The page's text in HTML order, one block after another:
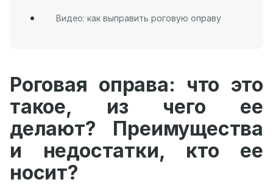
Видео: как выправить роговую оправу
Роговая оправа: что это
такое, из чего ее
делают? Преимущества
и недостатки, кто ее
носит?